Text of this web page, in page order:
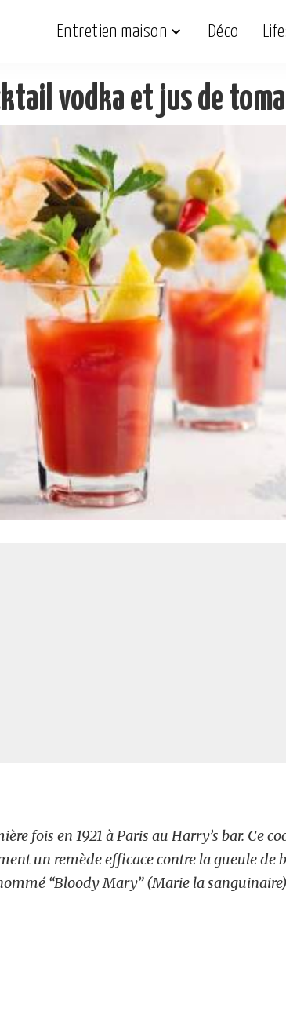
Entretien maison Déco
vodka et jus de
fois en 1921 à Paris au Harry’s bar. Ce
un remède efficace contre la gueule de
“Bloody Mary” (Marie la